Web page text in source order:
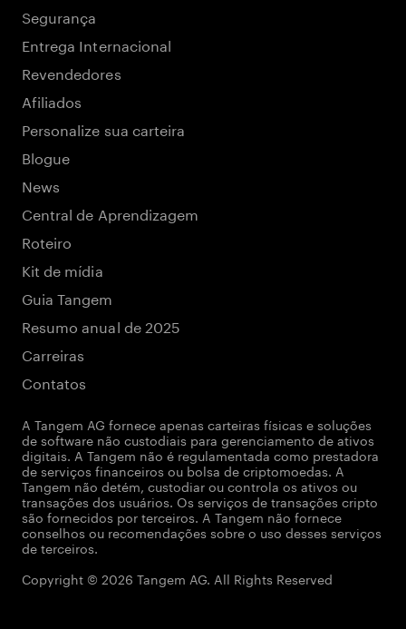
Segurança
Entrega Internacional
Revendedores
Afiliados
Personalize sua carteira
Blogue
News
Central de Aprendizagem
Roteiro
Kit de mídia
Guia Tangem
Resumo anual de 2025
Carreiras
Contatos
A Tangem AG fornece apenas carteiras físicas e soluções
de software não custodiais para gerenciamento de ativos
digitais. A Tangem não é regulamentada como prestadora
de serviços financeiros ou bolsa de criptomoedas. A
Tangem não detém, custodiar ou controla os ativos ou
transações dos usuários. Os serviços de transações cripto
são fornecidos por terceiros. A Tangem não fornece
conselhos ou recomendações sobre o uso desses serviços
de terceiros.